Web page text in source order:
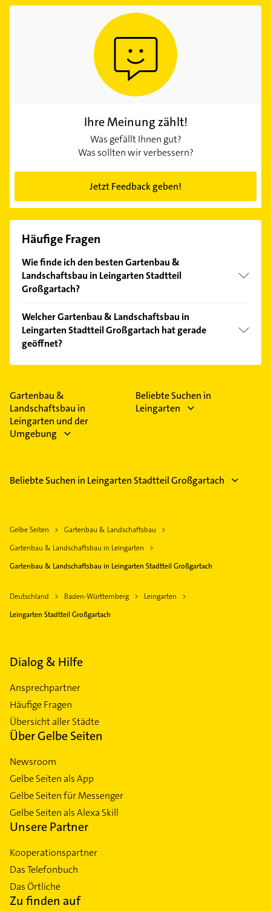
Ihre Meinung zählt!
Was gefällt Ihnen gut?
Was sollten wir verbessern?
Jetzt Feedback geben!
Häufige Fragen
Wie finde ich den besten Gartenbau &
Landschaftsbau in Leingarten Stadtteil
Großgartach?
Kundenmeinungen und profitieren Sie von den
Empfehlungen. Die Suchergebnisse können Sie sich
einfach nach
Welcher Gartenbau & Landschaftsbau in
Leingarten Stadtteil Großgartach hat gerade
geöffnet?
Im Anbieter-Bereich finden Sie alleÖffnungszeiten.
Feiertagen abweichen können.
Gartenbau &
Landschaftsbau in
Leingarten und der
Umgebung
Beliebte Suchen in
Leingarten
Beliebte Suchen in Leingarten Stadtteil Großgartach
Gelbe Seiten
Gartenbau & Landschaftsbau
Gartenbau & Landschaftsbau in Leingarten
Gartenbau & Landschaftsbau in Leingarten Stadtteil Großgartach
Deutschland Baden-Württemberg
Leingarten
Leingarten Stadtteil Großgartach
Dialog & Hilfe
Ansprechpartner
Häufige Fragen
Übersicht aller Städte
Über Gelbe Seiten
Newsroom
Gelbe Seiten als App
Gelbe Seiten für Messenger
Gelbe Seiten als Alexa Skill
Unsere Partner
Kooperationspartner
Das Telefonbuch
Das Örtliche
Zu finden auf